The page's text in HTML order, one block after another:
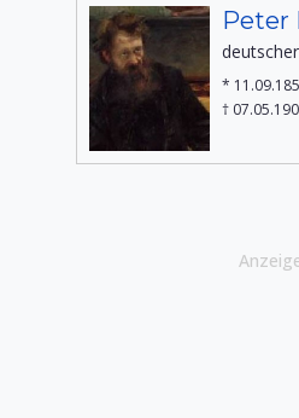
Peter
*
†